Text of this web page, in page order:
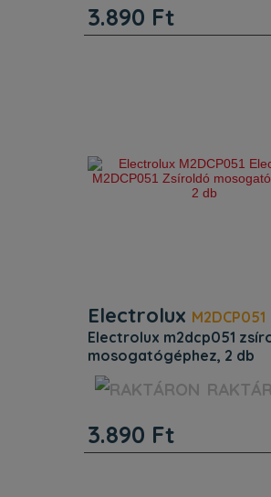
(PNC): 902 986 527. EAN kód:
7333394077147. Beépítés.
3.890 Ft
Electrolux M2DCP051
electrolux m2dcp051 zsíroldó
mosogatógéphez, 2 db
Zsíroldó mosogatógéphez, 2
3.890 Ft